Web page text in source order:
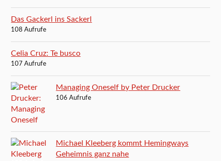
Das Gackerl ins Sackerl
108 Aufrufe
Celia Cruz: Te busco
107 Aufrufe
Managing Oneself by Peter Drucker
106 Aufrufe
Michael Kleeberg kommt Hemingways
Geheimnis ganz nahe